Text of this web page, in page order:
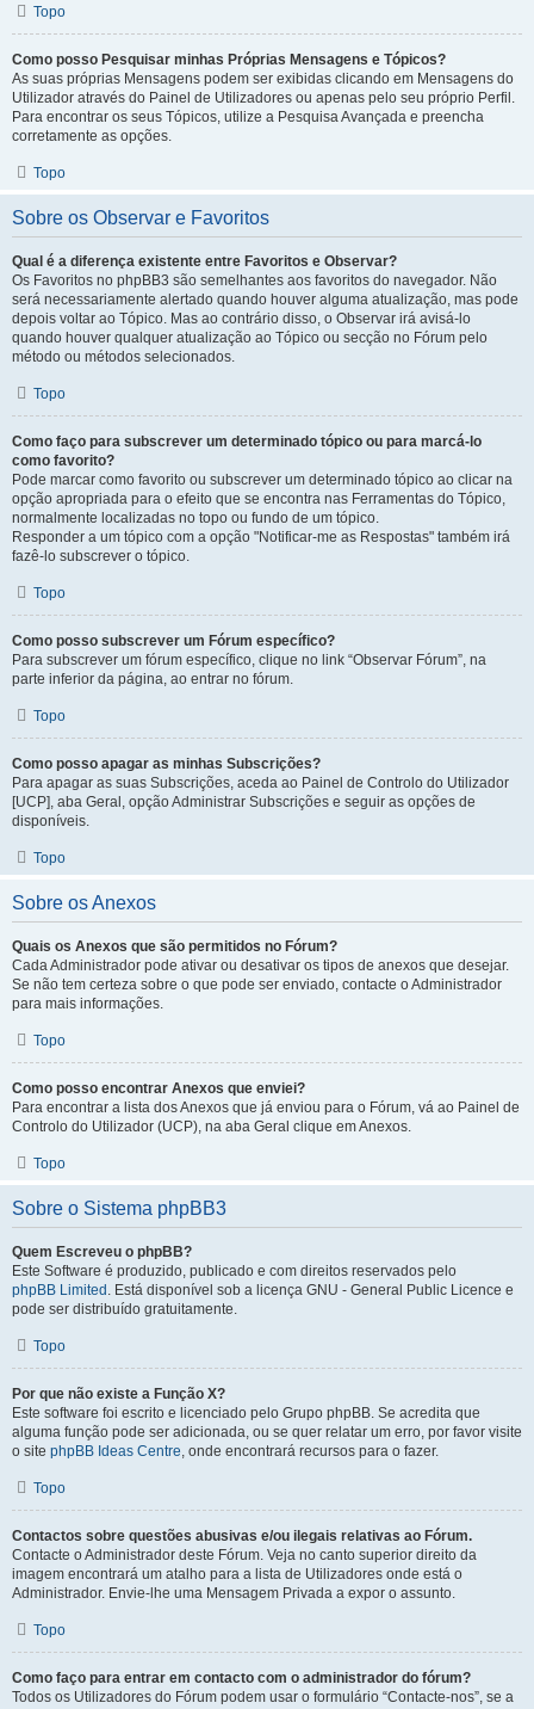
Topo
Como posso Pesquisar minhas Próprias Mensagens e Tópicos?
As suas próprias Mensagens podem ser exibidas clicando em Mensagens do
Utilizador através do Painel de Utilizadores ou apenas pelo seu próprio Perfil.
Para encontrar os seus Tópicos, utilize a Pesquisa Avançada e preencha
corretamente as opções.
Topo
Sobre os Observar e Favoritos
Qual é a diferença existente entre Favoritos e Observar?
Os Favoritos no phpBB3 são semelhantes aos favoritos do navegador. Não
será necessariamente alertado quando houver alguma atualização, mas pode
depois voltar ao Tópico. Mas ao contrário disso, o Observar irá avisá-lo
quando houver qualquer atualização ao Tópico ou secção no Fórum pelo
método ou métodos selecionados.
Topo
Como faço para subscrever um determinado tópico ou para marcá-lo
como favorito?
Pode marcar como favorito ou subscrever um determinado tópico ao clicar na
opção apropriada para o efeito que se encontra nas Ferramentas do Tópico,
normalmente localizadas no topo ou fundo de um tópico.
Responder a um tópico com a opção "Notificar-me as Respostas" também irá
fazê-lo subscrever o tópico.
Topo
Como posso subscrever um Fórum específico?
Para subscrever um fórum específico, clique no link “Observar Fórum”, na
parte inferior da página, ao entrar no fórum.
Topo
Como posso apagar as minhas Subscrições?
Para apagar as suas Subscrições, aceda ao Painel de Controlo do Utilizador
[UCP], aba Geral, opção Administrar Subscrições e seguir as opções de
disponíveis.
Topo
Sobre os Anexos
Quais os Anexos que são permitidos no Fórum?
Cada Administrador pode ativar ou desativar os tipos de anexos que desejar.
Se não tem certeza sobre o que pode ser enviado, contacte o Administrador
para mais informações.
Topo
Como posso encontrar Anexos que enviei?
Para encontrar a lista dos Anexos que já enviou para o Fórum, vá ao Painel de
Controlo do Utilizador (UCP), na aba Geral clique em Anexos.
Topo
Sobre o Sistema phpBB3
Quem Escreveu o phpBB?
Este Software é produzido, publicado e com direitos reservados pelo
phpBB Limited . Está disponível sob a licença GNU - General Public Licence e
pode ser distribuído gratuitamente.
Topo
Por que não existe a Função X?
Este software foi escrito e licenciado pelo Grupo phpBB. Se acredita que
alguma função pode ser adicionada, ou se quer relatar um erro, por favor visite
o site phpBB Ideas Centre, onde encontrará recursos para o fazer.
Topo
Contactos sobre questões abusivas e/ou ilegais relativas ao Fórum.
Contacte o Administrador deste Fórum. Veja no canto superior direito da
imagem encontrará um atalho para a lista de Utilizadores onde está o
Administrador. Envie-lhe uma Mensagem Privada a expor o assunto.
Topo
Como faço para entrar em contacto com o administrador do fórum?
Todos os Utilizadores do Fórum podem usar o formulário “Contacte-nos”, se a